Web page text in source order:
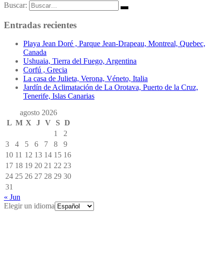
Buscar:
Entradas recientes
Playa Jean Doré , Parque Jean-Drapeau, Montreal, Quebec,
Canada
Ushuaia, Tierra del Fuego, Argentina
Corfú , Grecia
La casa de Julieta, Verona, Véneto, Italia
Jardín de Aclimatación de La Orotava, Puerto de la Cruz,
Tenerife, Islas Canarias
agosto 2026
L M X J V S D
1
2
3
4 5 6 7 8
9
10 11 12 13 14 15 16
17 18 19 20 21 22 23
24 25 26 27 28 29 30
31
« Jun
Elegir un idioma